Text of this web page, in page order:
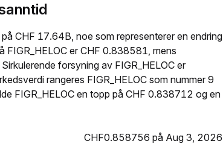
CHF 17.64B, noe som representerer en endring
FIGR_HELOC er CHF 0.838581, mens
forsyning av FIGR_HELOC er
rangeres FIGR_HELOC som nummer 9
FIGR_HELOC en topp på CHF 0.838712 og en
CHF0.858756 på Aug 3, 2026